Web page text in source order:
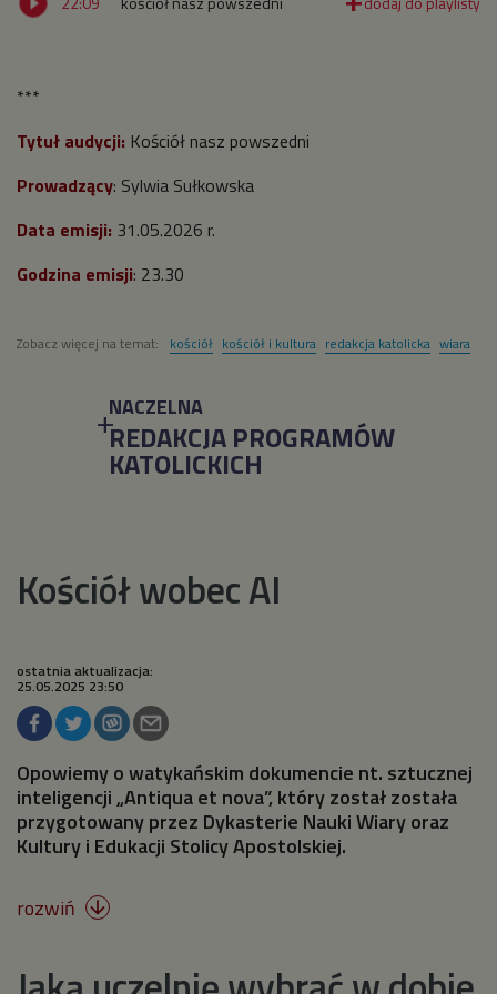
***
Tytuł audycji: Kościół nasz powszedni
Prowadzący: Sylwia Sułkowska
Data emisji: 31.05.2026 r.
Godzina emisji: 23.30
Zobacz więcej na temat: kościół kościół i kultura redakcja katolicka wiara
NACZELNA
REDAKCJA PROGRAMÓW
KATOLICKICH
Kościół wobec AI
ostatnia aktualizacja:
25.05.2025 23:50
Opowiemy o watykańskim dokumencie nt. sztucznej
inteligencji „Antiqua et nova”, który został została
przygotowany przez Dykasterie Nauki Wiary oraz
Kultury i Edukacji Stolicy Apostolskiej.
rozwiń 